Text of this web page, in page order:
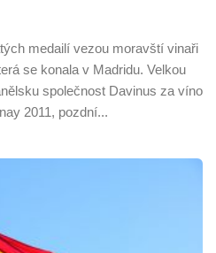
medailí vezou moravští vinaři
se konala v Madridu. Velkou
společnost Davinus za víno
2011, pozdní...